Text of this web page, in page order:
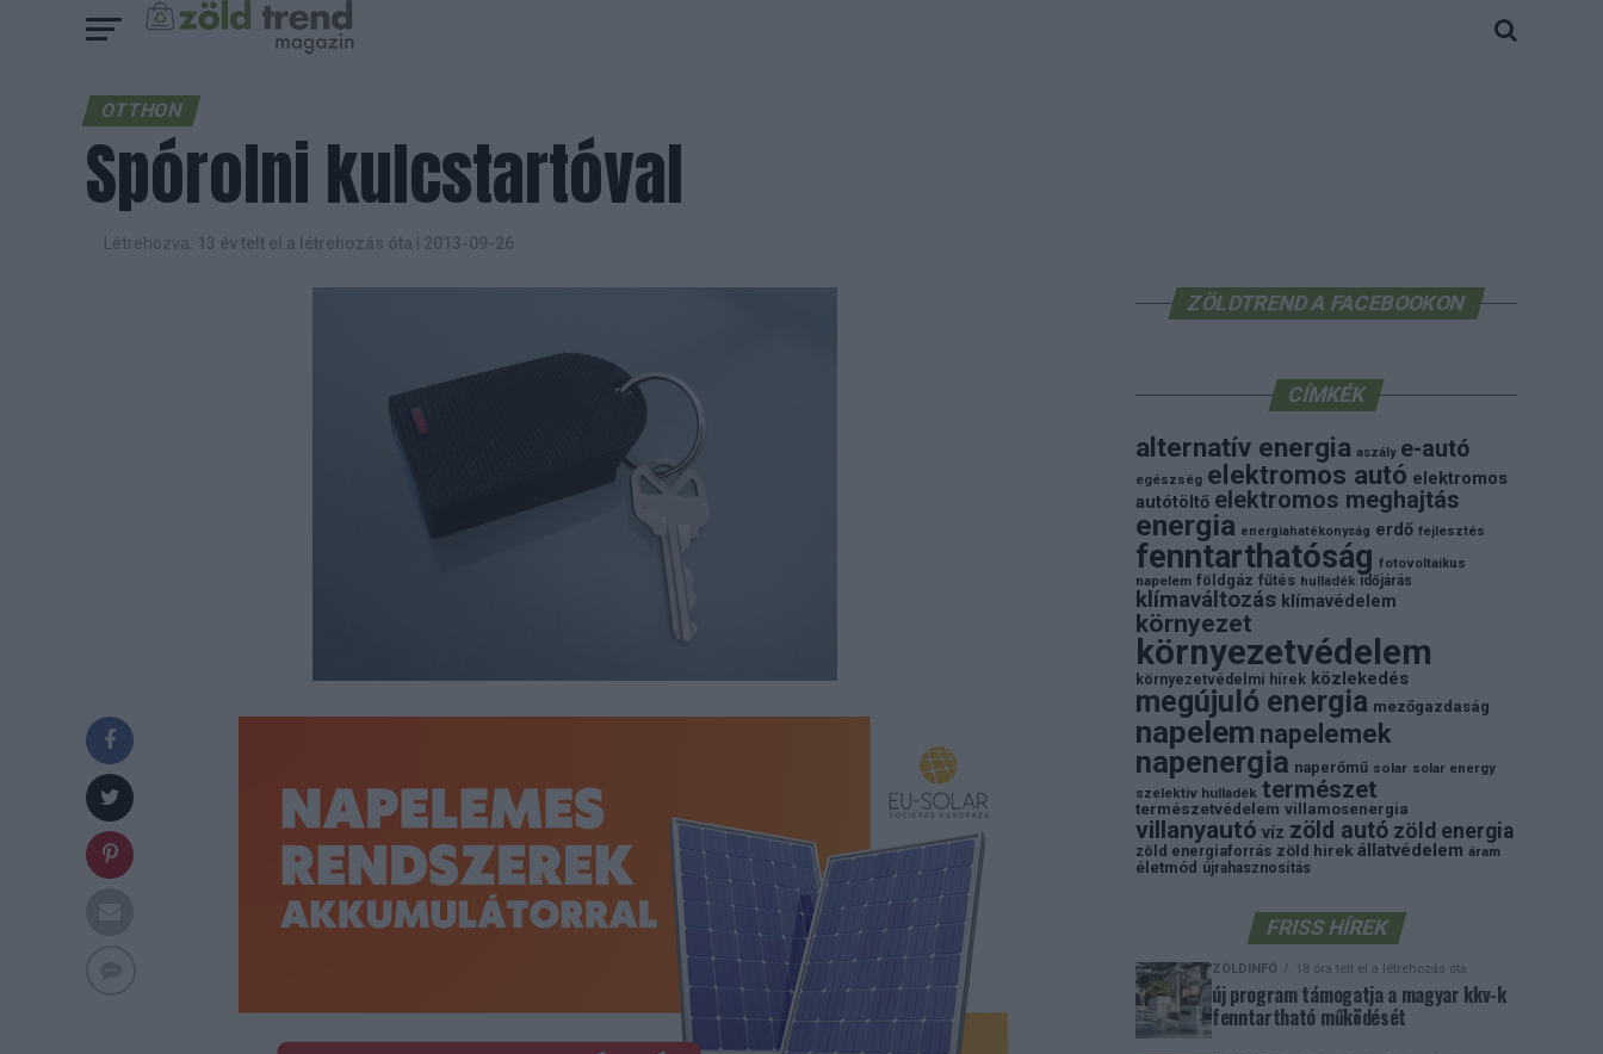
OTTHON
Spórolni kulcstartóval
Létrehozva: 13 év telt el a létrehozás óta 2013-09-26
ZÖLDTREND A FACEBOOKON
CÍMKÉK
alternatív energia aszály e-autó
egészség elektromos autó elektromos
autótöltő elektromos meghajtás
energia energiahatékonyság erdő fejlesztés
fenntarthatóság fotovoltaikus
napelem földgáz fűtés hulladék időjárás
klímaváltozás klímavédelem
környezet
környezetvédelem
környezetvédelmi hírek közlekedés
megújuló energia mezőgazdaság
napelem napelemek
napenergia naperőmű solar solar energy
szelektiv hulladék természet
természetvédelem villamosenergia
villanyautó víz zöld autó zöld energia
zöld energiaforrás zöld hirek állatvédelem áram
életmód újrahasznosítás
FRISS HÍREK
ZÖLDINFÓ 18 óra telt el a létrehozás óta
új program támogatja a magyar kkv-k
fenntartható működését